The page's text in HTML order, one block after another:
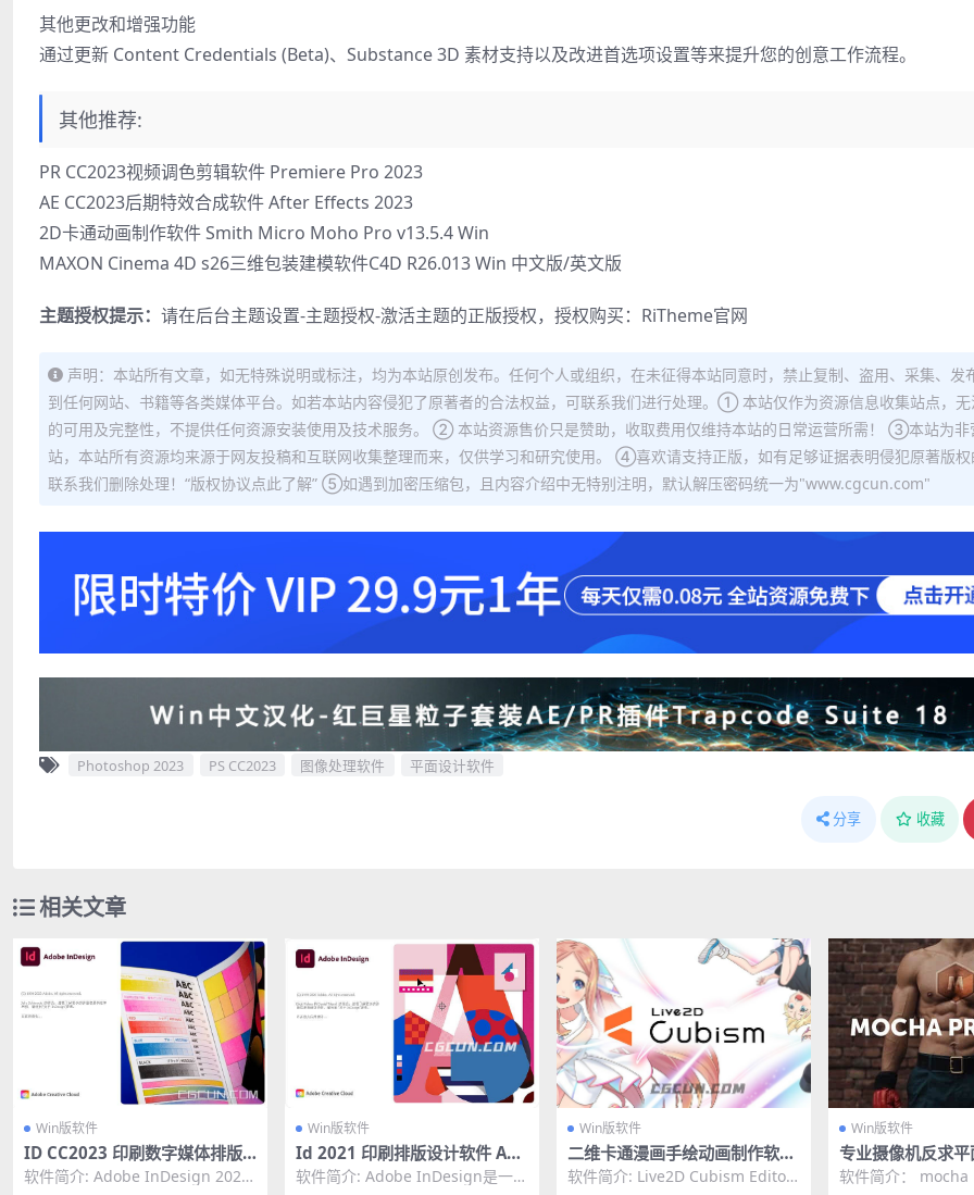
其他更改和增强功能
通过更新 Content Credentials (Beta)、Substance 3D 素材支持以及改进首选项设置等来提升您的创意工作流程。
其他推荐:
PR CC2023视频调色剪辑软件 Premiere Pro 2023
AE CC2023后期特效合成软件 After Effects 2023
2D卡通动画制作软件 Smith Micro Moho Pro v13.5.4 Win
MAXON Cinema 4D s26三维包装建模软件C4D R26.013 Win 中文版/英文版
主题授权提示： 请在后台主题设置-主题授权-激活主题的正版授权，授权购买： RiTheme官网
声明：本站所有文章，如无特殊说明或标注，均为本站原创发布。任何个人或组织，在未征得本站同意时，禁止复制、盗用、采集、发
到任何网站、书籍等各类媒体平台。如若本站内容侵犯了原著者的合法权益，可联系我们进行处理。① 本站仅作为资源信息收集站点，
的可用及完整性，不提供任何资源安装使用及技术服务。 ② 本站资源售价只是赞助，收取费用仅维持本站的日常运营所需！ ③本站为非
站，本站所有资源均来源于网友投稿和互联网收集整理而来，仅供学习和研究使用。 ④喜欢请支持正版，如有足够证据表明侵犯原著版
联系我们删除处理！“版权协议点此了解” ⑤如遇到加密压缩包，且内容介绍中无特别注明，默认解压密码统一为"www.cgcun.com"
Photoshop 2023 PS CC2023 图像处理软件 平面设计软件
分享 收藏
相关文章
Win版软件
ID CC2023 印刷数字媒体排版
软件Adobe InDesign 2023绿
软件简介: Adobe InDesign 2023
Win版软件
Id 2021 印刷排版设计软件 Ado
be InDesign 2021 Win中英文
软件简介: Adobe InDesign是一款
Win版软件
二维卡通漫画手绘动画制作软件
Live2D Cubism Pro v3.2.0 W
软件简介: Live2D Cubism Editor
Win版软件
专业摄像机反求
a独立软件
软件简介：